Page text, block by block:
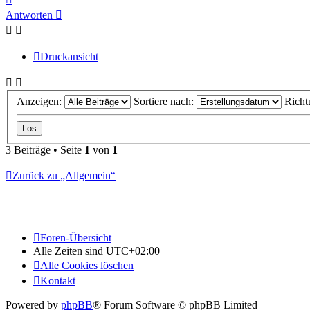
oben
Antworten
Druckansicht
Anzeigen: Sortiere nach:
3 Beiträge • Seite 1 von 1
Zurück zu „Allgemein“
Foren-Übersicht
Alle Zeiten sind UTC+02:00
Alle Cookies löschen
Kontakt
Powered by phpBB® Forum Software © phpBB Limited